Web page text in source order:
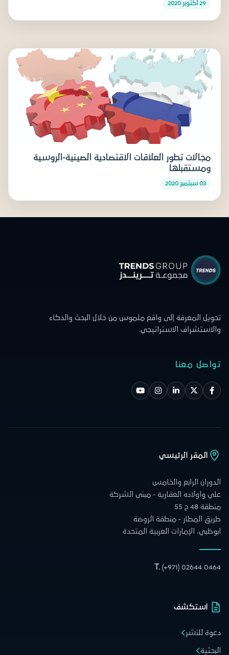
29 أكتوبر 2020
مجالات تطور العلاقات الاقتصادية الصينية-الروسية
ومستقبلها
03 سبتمبر 2020
تحويل المعرفة إلى واقع ملموس من خلال البحث والذكاء
والاستشراف الاستراتيجي.
تواصل معنا
المقر الرئيسي
الدوران الرابع والخامس
علي وأولاده العقارية - مبنى الشركة
منطقة 48 ج 55
طريق المطار - منطقة الروضة
أبوظبي، الإمارات العربية المتحدة
T. (+971) 02644 0464
استكشف
دعوة للنشر
البحثية